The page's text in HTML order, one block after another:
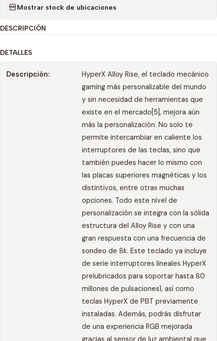
Mostrar stock de ubicaciones
DESCRIPCIÓN
DETALLES
Descripción:
HyperX Alloy Rise, el teclado mecánico
gaming más personalizable del mundo
y sin necesidad de herramientas que
existe en el mercado[5], mejora aún
más la personalización. No solo te
permite intercambiar en caliente los
interruptores de las teclas, sino que
también puedes hacer lo mismo con
las placas superiores magnéticas y los
distintivos, entre otras muchas
opciones. Todo este nivel de
personalización se integra con la sólida
estructura del Alloy Rise y con una
gran respuesta con una frecuencia de
sondeo de 8k. Este teclado ya incluye
de serie interruptores lineales HyperX
prelubricados para soportar hasta 80
millones de pulsaciones1, así como
teclas HyperX de PBT previamente
instaladas. Además, podrás disfrutar
de una experiencia RGB mejorada
gracias al sensor de luz ambiental que